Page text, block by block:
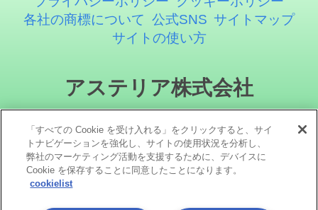
各社の商標について 公式SNS サイトマップ
サイトの使い方
アステリア株式会社
「すべての Cookie を受け入れる」をクリックすると、サイ
トナビゲーションを強化し、サイトの使用状況を分析し、
弊社のマーケティング活動を支援するために、デバイスに
Cookie を保存することに同意したことになります。
cookielist